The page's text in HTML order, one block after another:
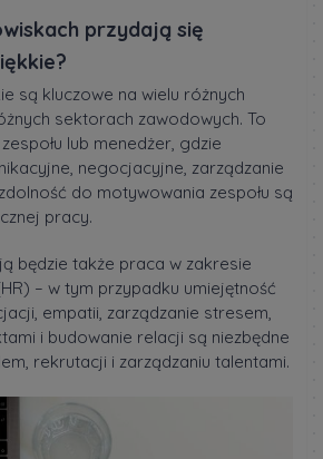
przydają się
są kluczowe na wielu różnych
sektorach zawodowych. To
lub menedżer, gdzie
negocjacyjne, zarządzanie
do motywowania zespołu są
pracy.
będzie także praca w zakresie
– w tym przypadku umiejętność
empatii, zarządzanie stresem,
i budowanie relacji są niezbędne
rekrutacji i zarządzaniu talentami.